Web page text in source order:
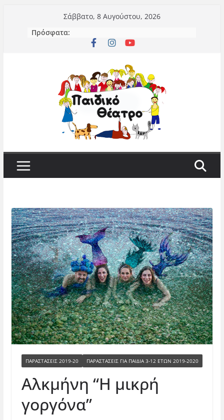
περιεχόμενο
Σάββατο, 8 Αυγούστου, 2026
Πρόσφατα:
ΠΑΡΑΣΤΑΣΕΙΣ 2019-20 ΠΑΡΑΣΤΆΣΕΙΣ ΓΙΑ ΠΑΙΔΙΆ 3-12 ΕΤΏΝ 2019-2020
Αλκμήνη “Η μικρή
γοργόνα”